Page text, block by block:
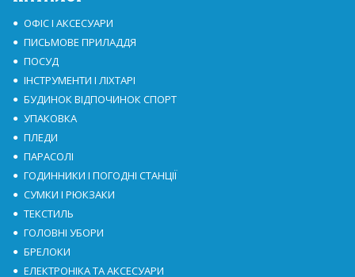
ОФІС І АКСЕСУАРИ
ПИСЬМОВЕ ПРИЛАДДЯ
ПОСУД
ІНСТРУМЕНТИ І ЛІХТАРІ
БУДИНОК ВІДПОЧИНОК СПОРТ
УПАКОВКА
ПЛЕДИ
ПАРАСОЛІ
ГОДИННИКИ І ПОГОДНІ СТАНЦІЇ
СУМКИ І РЮКЗАКИ
ТЕКСТИЛЬ
ГОЛОВНІ УБОРИ
БРЕЛОКИ
ЕЛЕКТРОНІКА ТА АКСЕСУАРИ